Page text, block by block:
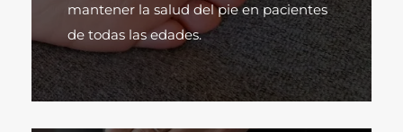
mantener la salud del pie en pacientes
de todas las edades.